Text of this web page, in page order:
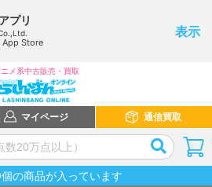
プリ
App Store
表示
ニメ系中古販売・買取
マイページ 通信買取
個の商品が入っています